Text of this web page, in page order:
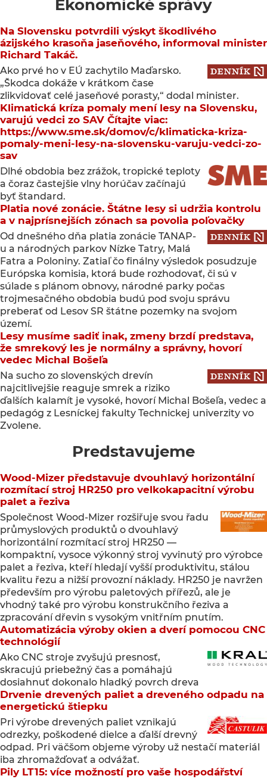
Ekonomické správy
Na Slovensku potvrdili výskyt škodlivého
ázijského krasoňa jaseňového, informoval minister
Richard Takáč.
Ako prvé ho v EÚ zachytilo Maďarsko.
„Škodca dokáže v krátkom čase
zlikvidovať celé jaseňové porasty,“ dodal minister.
Klimatická kríza pomaly mení lesy na Slovensku,
varujú vedci zo SAV Čítajte viac:
https://www.sme.sk/domov/c/klimaticka-kriza-
pomaly-meni-lesy-na-slovensku-varuju-vedci-zo-
sav
Dlhé obdobia bez zrážok, tropické teploty
a čoraz častejšie vlny horúčav začínajú
byť štandard.
Platia nové zonácie. Štátne lesy si udržia kontrolu
a v najprísnejších zónach sa povolia poľovačky
Od dnešného dňa platia zonácie TANAP-
u a národných parkov Nízke Tatry, Malá
Fatra a Poloniny. Zatiaľ čo finálny výsledok posudzuje
Európska komisia, ktorá bude rozhodovať, či sú v
súlade s plánom obnovy, národné parky počas
trojmesačného obdobia budú pod svoju správu
preberať od Lesov SR štátne pozemky na svojom
území.
Lesy musíme sadiť inak, zmeny brzdí predstava,
že smrekový les je normálny a správny, hovorí
vedec Michal Bošeľa
Na sucho zo slovenských drevín
najcitlivejšie reaguje smrek a riziko
ďalších kalamít je vysoké, hovorí Michal Bošeľa, vedec a
pedagóg z Lesníckej fakulty Technickej univerzity vo
Zvolene.
Predstavujeme
Wood-Mizer představuje dvouhlavý horizontální
rozmítací stroj HR250 pro velkokapacitní výrobu
palet a řeziva
Společnost Wood-Mizer rozšiřuje svou řadu
průmyslových produktů o dvouhlavý
horizontální rozmítací stroj HR250 —
kompaktní, vysoce výkonný stroj vyvinutý pro výrobce
palet a řeziva, kteří hledají vyšší produktivitu, stálou
kvalitu řezu a nižší provozní náklady. HR250 je navržen
především pro výrobu paletových přířezů, ale je
vhodný také pro výrobu konstrukčního řeziva a
zpracování dřevin s vysokým vnitřním pnutím.
Automatizácia výroby okien a dverí pomocou CNC
technológií
Ako CNC stroje zvyšujú presnosť,
skracujú priebežný čas a pomáhajú
dosiahnuť dokonalo hladký povrch dreva
Drvenie drevených paliet a dreveného odpadu na
energetickú štiepku
Pri výrobe drevených paliet vznikajú
odrezky, poškodené dielce a ďalší drevný
odpad. Pri väčšom objeme výroby už nestačí materiál
iba zhromažďovať a odvážať.
Pily LT15: více možností pro vaše hospodářství